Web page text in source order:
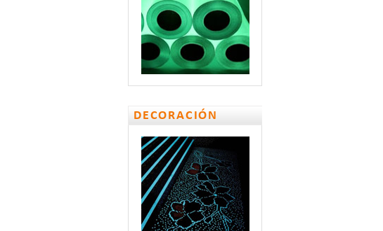
DECORACIÓN